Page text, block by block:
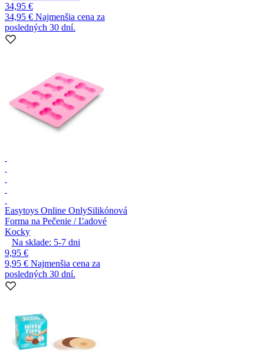
34,95 €
34,95 € Najmenšia cena za
posledných 30 dní.
Easytoys Online OnlySilikónová
Forma na Pečenie / Ľadové
Kocky
Na sklade: 5-7 dni
9,95 €
9,95 € Najmenšia cena za
posledných 30 dní.